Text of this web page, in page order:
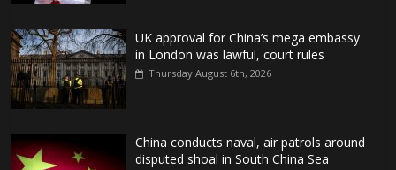
UK approval for China’s mega embassy
in London was lawful, court rules
Thursday August 6th, 2026
China conducts naval, air patrols around
disputed shoal in South China Sea